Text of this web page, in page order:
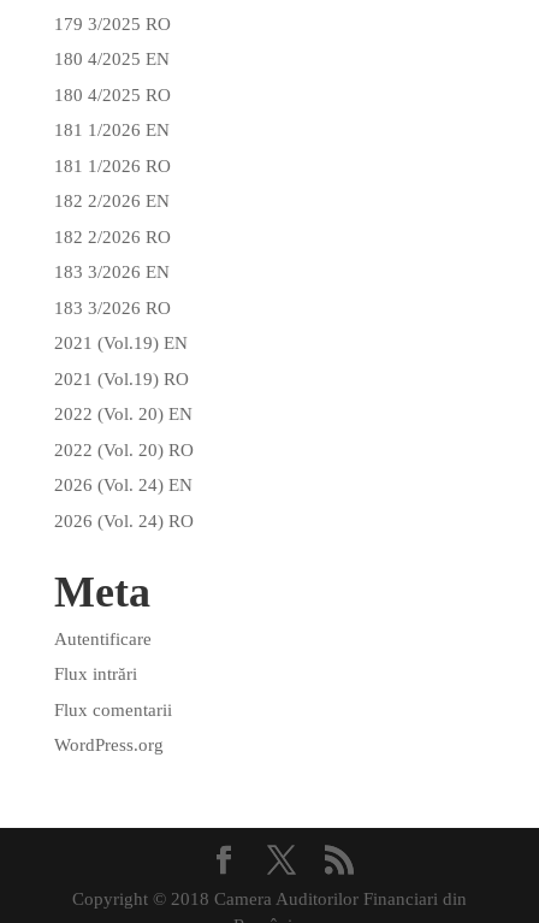
179 3/2025 RO
180 4/2025 EN
180 4/2025 RO
181 1/2026 EN
181 1/2026 RO
182 2/2026 EN
182 2/2026 RO
183 3/2026 EN
183 3/2026 RO
2021 (Vol.19) EN
2021 (Vol.19) RO
2022 (Vol. 20) EN
2022 (Vol. 20) RO
2026 (Vol. 24) EN
2026 (Vol. 24) RO
Meta
Autentificare
Flux intrări
Flux comentarii
WordPress.org
Copyright © 2018 Camera Auditorilor Financiari din